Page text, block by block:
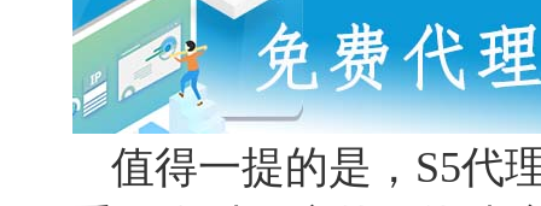
值得一提的是，S5代